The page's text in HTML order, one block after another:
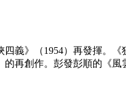
義》（1954）再發揮。《
再創作。彭發彭順的《風